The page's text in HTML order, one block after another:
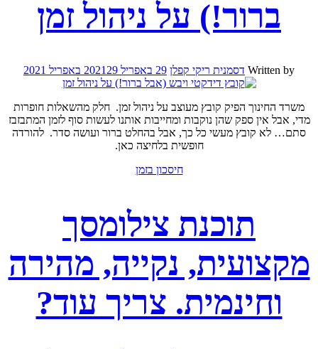
ברור!) על ניהול זמן
Written by דסמנית ריקי קפלן 29 באפריל 2021 29 באפריל 2021
משרד החינוך הפיק קובץ מעוצב על ניהול זמן. חלק מהשאלות חופרות
מדי, אבל אין ספק שהן נוקבות ומחייבות אותנו לעשות סוף לזמן המתבזבז
סתם… לא קובץ מעשי כל כך, אבל בהחלט ברור ועושה סדר. להורדה
חופשית בלחיצה כאן.
חיסכון בזמן
תוכנת צילומסך
מקצועית, נקייה, מהירה
וחינמית. צריך עוד?